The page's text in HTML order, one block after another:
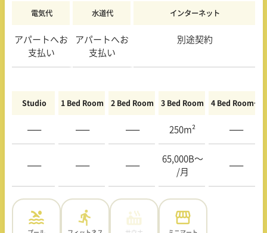
電気代 水道代 インターネット
アパートへお
支払い
アパートへお
支払い
別途契約
Studio 1 Bed Room 2 Bed Room 3 Bed Room 4 Bed Room〜
—– —– —– 250m² —–
—– —– —–
65,000B〜
/月
—–